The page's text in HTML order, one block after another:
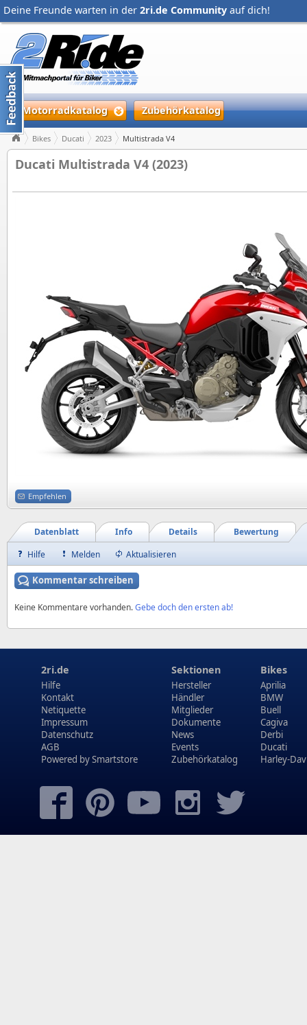
Deine Freunde warten in der 2ri.de Community auf dich!
Motorradkatalog Zubehörkatalog
Bikes Ducati 2023 Multistrada V4
Ducati Multistrada V4 (2023)
Empfehlen
Bewertung
Details
Info
Datenblatt
Hilfe
Melden Aktualisieren
Kommentar schreiben
Keine Kommentare vorhanden.Gebe doch den ersten ab!
2ri.de
Hilfe
Kontakt
Netiquette
Impressum
Datenschutz
AGB
Powered bySmartstore
Sektionen
Hersteller
Händler
Mitglieder
Dokumente
News
Events
Zubehörkatalog
Bikes
Aprilia
BMW
Buell
Cagiva
Derbi
Ducati
Harley-